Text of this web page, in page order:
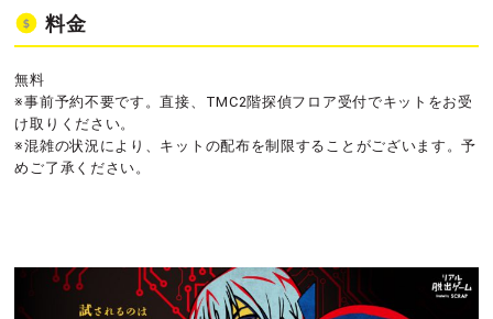
料金
無料
※事前予約不要です。直接、TMC2階探偵フロア受付でキットをお受
け取りください。
※混雑の状況により、キットの配布を制限することがございます。予
めご了承ください。